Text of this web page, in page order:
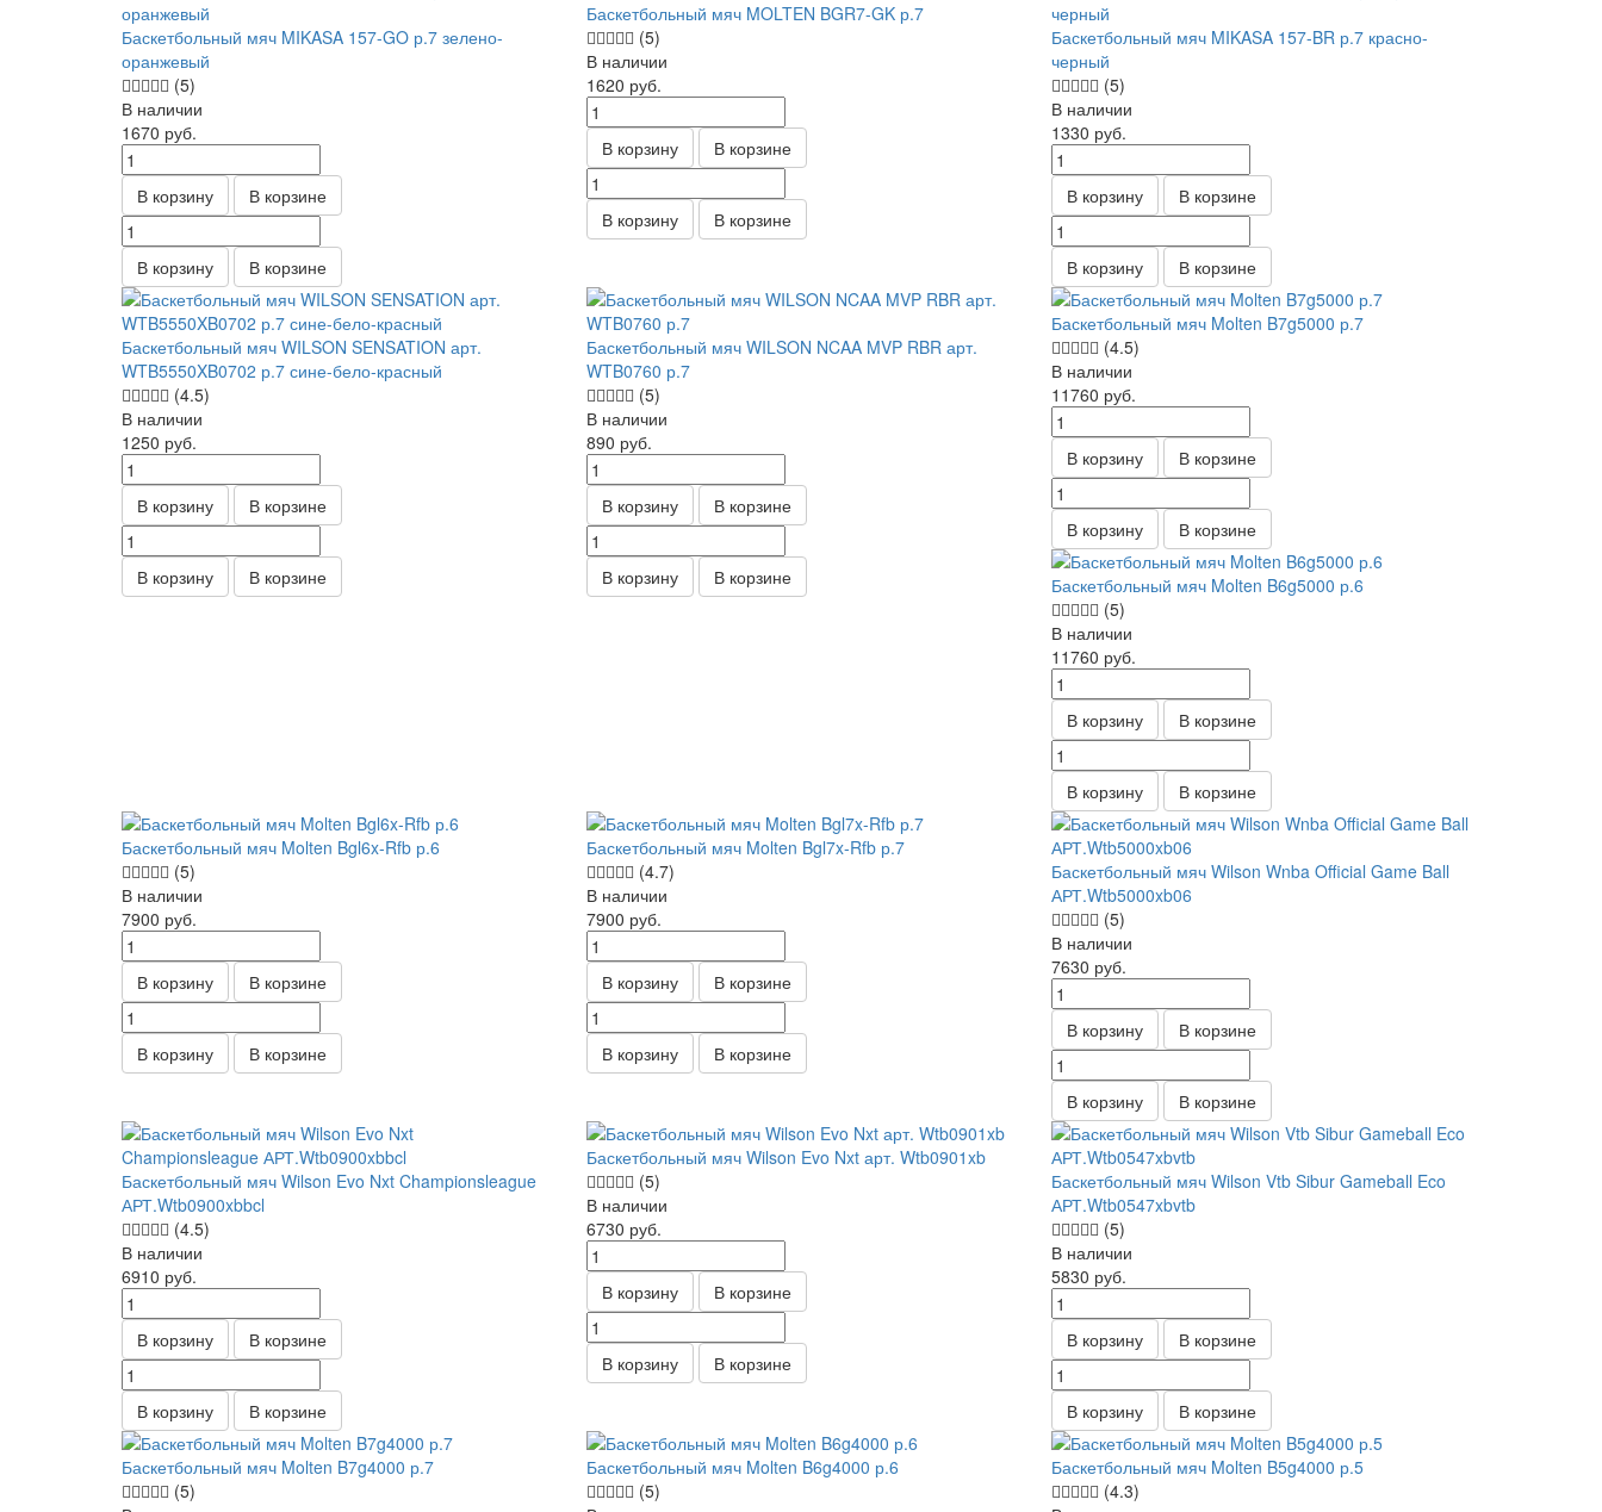
Баскетбольный мяч MIKASA 157-GO р.7 зелено-
оранжевый
(5)
В наличии
1670 руб.
В корзину В корзине
В корзину В корзине
Баскетбольный мяч MOLTEN BGR7-GK р.7
(5)
В наличии
1620 руб.
В корзину В корзине
В корзину В корзине
Баскетбольный мяч MIKASA 157-BR р.7 красно-
черный
(5)
В наличии
1330 руб.
В корзину В корзине
В корзину В корзине
Баскетбольный мяч WILSON SENSATION арт.
WTB5550XB0702 р.7 сине-бело-красный
(4.5)
В наличии
1250 руб.
В корзину В корзине
В корзину В корзине
Баскетбольный мяч WILSON NCAA MVP RBR арт.
WTB0760 р.7
(5)
В наличии
890 руб.
В корзину В корзине
В корзину В корзине
Баскетбольный мяч Molten B7g5000 р.7
(4.5)
В наличии
11760 руб.
В корзину В корзине
В корзину В корзине
Баскетбольный мяч Molten B6g5000 р.6
(5)
В наличии
11760 руб.
В корзину В корзине
В корзину В корзине
Баскетбольный мяч Molten Bgl6x-Rfb р.6
(5)
В наличии
7900 руб.
В корзину В корзине
В корзину В корзине
Баскетбольный мяч Molten Bgl7x-Rfb р.7
(4.7)
В наличии
7900 руб.
В корзину В корзине
В корзину В корзине
Баскетбольный мяч Wilson Wnba Official Game Ball
АРТ.Wtb5000xb06
(5)
В наличии
7630 руб.
В корзину В корзине
В корзину В корзине
Баскетбольный мяч Wilson Evo Nxt Championsleague
АРТ.Wtb0900xbbcl
(4.5)
В наличии
6910 руб.
В корзину В корзине
В корзину В корзине
Баскетбольный мяч Wilson Evo Nxt арт. Wtb0901xb
(5)
В наличии
6730 руб.
В корзину В корзине
В корзину В корзине
Баскетбольный мяч Wilson Vtb Sibur Gameball Eco
АРТ.Wtb0547xbvtb
(5)
В наличии
5830 руб.
В корзину В корзине
В корзину В корзине
Баскетбольный мяч Molten B7g4000 р.7
(5)
Баскетбольный мяч Molten B6g4000 р.6
(5)
Баскетбольный мяч Molten B5g4000 р.5
(4.3)